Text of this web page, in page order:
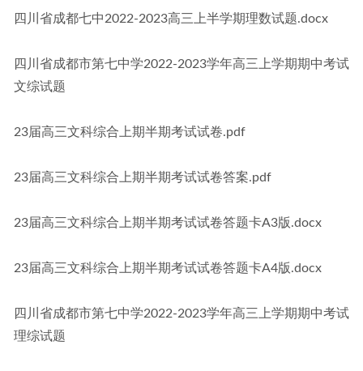
四川省成都七中2022-2023高三上半学期理数试题.docx
四川省成都市第七中学2022-2023学年高三上学期期中考试
文综试题
23届高三文科综合上期半期考试试卷.pdf
23届高三文科综合上期半期考试试卷答案.pdf
23届高三文科综合上期半期考试试卷答题卡A3版.docx
23届高三文科综合上期半期考试试卷答题卡A4版.docx
四川省成都市第七中学2022-2023学年高三上学期期中考试
理综试题